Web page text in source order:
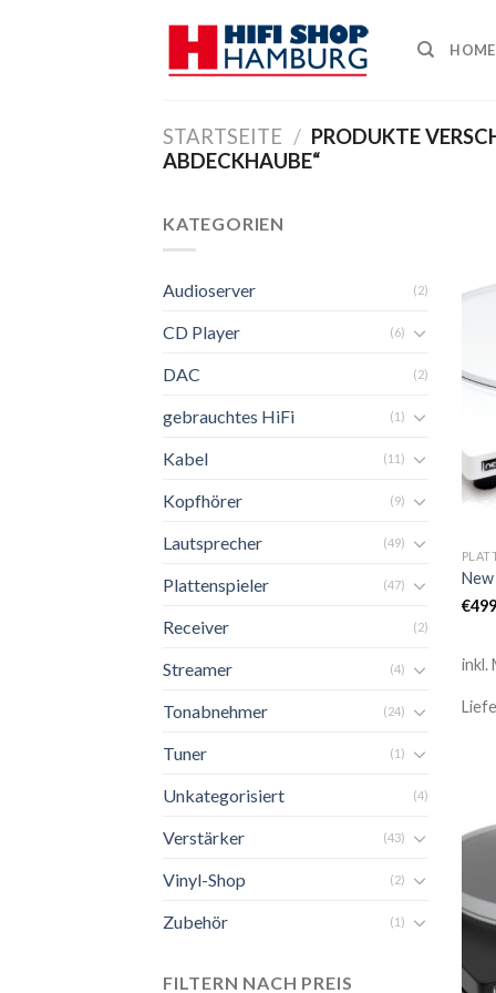
HOME
STARTSEITE / PRODUKTE
ABDECKHAUBE“
KATEGORIEN
Audioserver (2)
CD Player (6)
DAC (2)
gebrauchtes HiFi (1)
Kabel (11)
Kopfhörer (9)
Lautsprecher (49)
Plattenspieler (47)
Receiver (2)
Streamer (4)
Tonabnehmer (24)
Tuner (1)
Unkategorisiert (4)
Verstärker (43)
Vinyl-Shop (2)
Zubehör (1)
FILTERN NACH PREIS
€
inkl.